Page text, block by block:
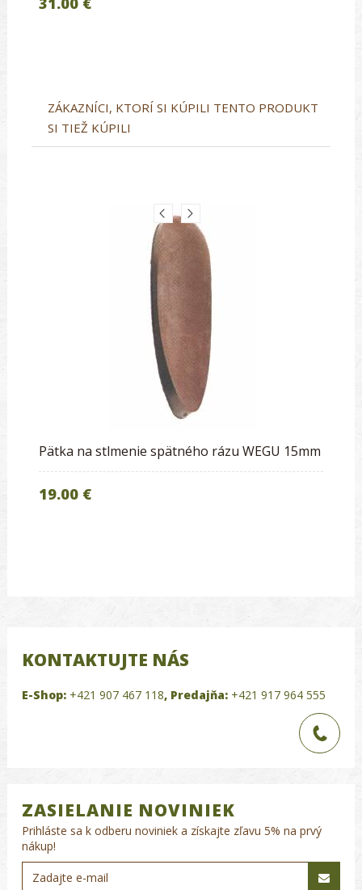
ZÁKAZNÍCI, KTORÍ SI KÚPILI TENTO PRODUKT
SI TIEŽ KÚPILI
Pätka na stlmenie spätného rázu WEGU 15mm
19.00 €
KONTAKTUJTE NÁS
E-Shop: +421 907 467 118, Predajňa: +421 917 964 555
ZASIELANIE NOVINIEK
Prihláste sa k odberu noviniek a získajte zľavu 5% na prvý
nákup!